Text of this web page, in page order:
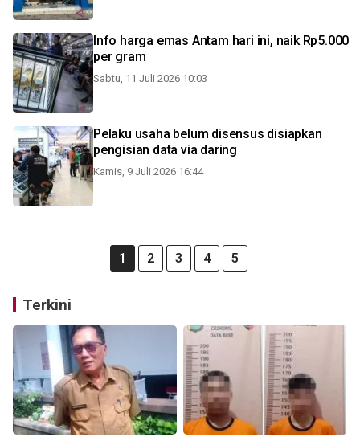
Info harga emas Antam hari ini, naik Rp5.000
per gram
Sabtu, 11 Juli 2026 10:03
Pelaku usaha belum disensus disiapkan
pengisian data via daring
Kamis, 9 Juli 2026 16:44
1 2 3 4 5
Terkini